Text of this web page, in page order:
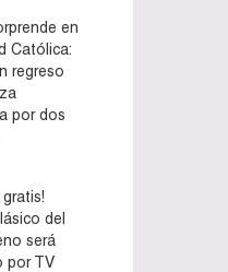
en
Católica:
regreso
por dos
del
será
por TV